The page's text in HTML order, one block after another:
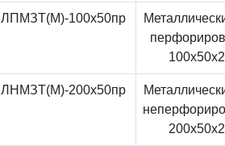
ЛПМЗТ(М)-100x50пр
ЛНМЗТ(М)-200x50пр